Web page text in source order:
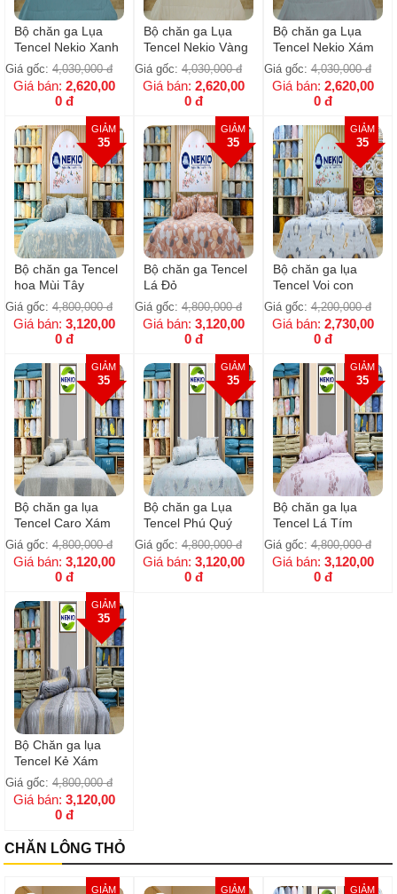
Bộ chăn ga Lụa
Tencel Nekio Xanh
Giá gốc: 4,030,000 đ
Giá bán:2,620,00
0 đ
Bộ chăn ga Lụa
Tencel Nekio Vàng
Giá gốc: 4,030,000 đ
Giá bán:2,620,00
0 đ
Bộ chăn ga Lụa
Tencel Nekio Xám
Giá gốc:4,030,000 đ
Giá bán:2,620,00
0 đ
GIẢM
35
Bộ chăn ga Tencel
hoa Mùi Tây
Giá gốc: 4,800,000 đ
Giá bán:3,120,00
0 đ
GIẢM
35
Bộ chăn ga Tencel
Lá Đỏ
Giá gốc: 4,800,000 đ
Giá bán:3,120,00
0 đ
GIẢM
35
Bộ chăn ga lụa
Tencel Voi con
Giá gốc:4,200,000 đ
Giá bán:2,730,00
0 đ
GIẢM
35
Bộ chăn ga lụa
Tencel Caro Xám
Giá gốc: 4,800,000 đ
Giá bán:3,120,00
0 đ
GIẢM
35
Bộ chăn ga Lụa
Tencel Phú Quý
Giá gốc: 4,800,000 đ
Giá bán:3,120,00
0 đ
GIẢM
35
Bộ chăn ga lụa
Tencel Lá Tím
Giá gốc:4,800,000 đ
Giá bán:3,120,00
0 đ
GIẢM
35
Bộ Chăn ga lụa
Tencel Kẻ Xám
Giá gốc: 4,800,000 đ
Giá bán:3,120,00
0 đ
CHĂN LÔNG THỎ
GIẢM GIẢM GIẢM